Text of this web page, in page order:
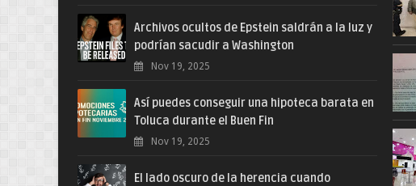
Archivos ocultos de Epstein saldrán a la luz y
podrían sacudir a Washington
Nov 19, 2025
Así puedes conseguir una hipoteca barata en
Toluca durante el Buen Fin
Nov 19, 2025
El lado oscuro de la herencia cuando